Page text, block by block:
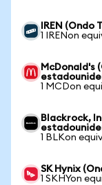
IREN
1 IRENon
McDonald's
1 MCDon
Blackrock,
1 BLKon
SK Hynix
1 SKHYon